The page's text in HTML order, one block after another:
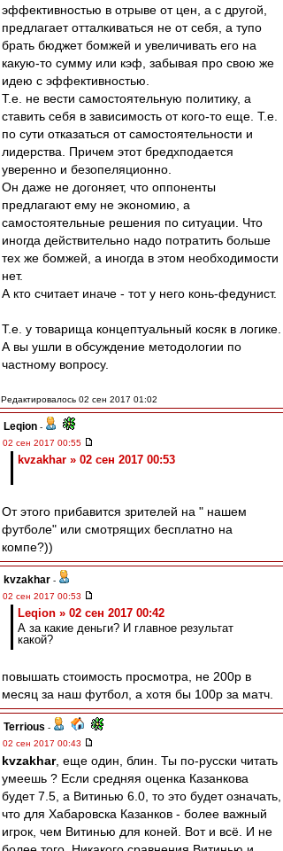
эффективностью в отрыве от цен, а с другой,
предлагает отталкиваться не от себя, а тупо
брать бюджет бомжей и увеличивать его на
какую-то сумму или кэф, забывая про свою же
идею с эффективностью.
Т.е. не вести самостоятельную политику, а
ставить себя в зависимость от кого-то еще. Т.е.
по сути отказаться от самостоятельности и
лидерства. Причем этот бредхподается
уверенно и безопеляционно.
Он даже не догоняет, что оппоненты
предлагают ему не экономию, а
самостоятельные решения по ситуации. Что
иногда действительно надо потратить больше
тех же бомжей, а иногда в этом необходимости
нет.
А кто считает иначе - тот у него конь-федунист.
Т.е. у товарища концептуальный косяк в логике.
А вы ушли в обсуждение методологии по
частному вопросу.
Редактировалось 02 сен 2017 01:02
Leqion -
02 сен 2017 00:55
kvzakhar » 02 сен 2017 00:53
От этого прибавится зрителей на " нашем
футболе" или смотрящих бесплатно на
компе?))
kvzakhar -
02 сен 2017 00:53
Leqion » 02 сен 2017 00:42
А за какие деньги? И главное результат
какой?
повышать стоимость просмотра, не 200р в
месяц за наш футбол, а хотя бы 100р за матч.
Terrious -
02 сен 2017 00:43
kvzakhar, еще один, блин. Ты по-русски читать
умеешь ? Если средняя оценка Казанкова
будет 7.5, а Витинью 6.0, то это будет означать,
что для Хабаровска Казанков - более важный
игрок, чем Витинью для коней. Вот и всё. И не